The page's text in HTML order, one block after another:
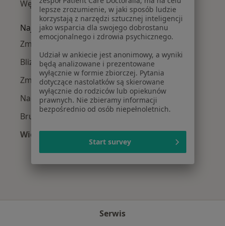
Węglinek
Najczęście leczone choroby
Zmarszczki w Lublinie
Blizny w Lublinie
Zmiany skórne w Lublinie
Nadpotliwość w Lublinie
Bruksizm w Lublinie
Więcej (15)
Więcej w kategorii: Najczęście leczone
Serwis
lepsze zrozumienie, w jaki sposób ludzie
korzystają z narzędzi sztucznej inteligencji
jako wsparcia dla swojego dobrostanu
emocjonalnego i zdrowia psychicznego.
Udział w ankiecie jest anonimowy, a wyniki
będą analizowane i prezentowane
wyłącznie w formie zbiorczej. Pytania
dotyczące nastolatków są skierowane
wyłącznie do rodziców lub opiekunów
prawnych. Nie zbieramy informacji
bezpośrednio od osób niepełnoletnich.
Start survey